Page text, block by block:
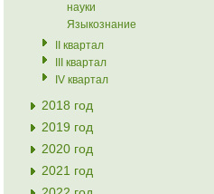
науки
Языкознание
II квартал
III квартал
IV квартал
2018 год
2019 год
2020 год
2021 год